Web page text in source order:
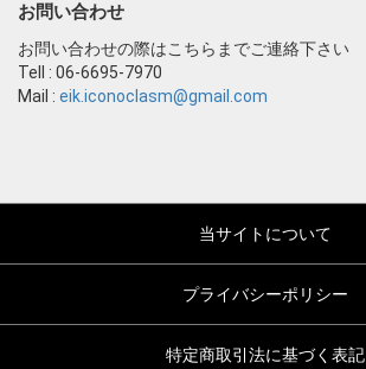
お問い合わせ
お問い合わせの際はこちらまでご連絡下さい
Tell : 06-6695-7970
Mail : eik.iconoclasm@gmail.com
当サイトについて
プライバシーポリシー
特定商取引法に基づく表記